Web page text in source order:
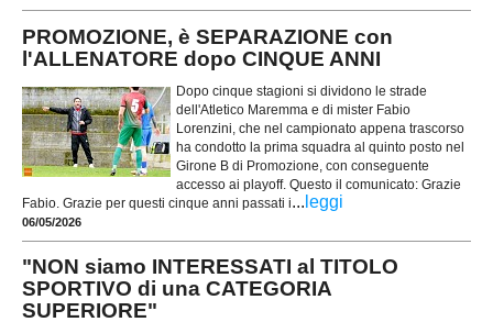
PROMOZIONE, è SEPARAZIONE con
l'ALLENATORE dopo CINQUE ANNI
Dopo cinque stagioni si dividono le strade
dell'Atletico Maremma e di mister Fabio
Lorenzini, che nel campionato appena trascorso
ha condotto la prima squadra al quinto posto nel
Girone B di Promozione, con conseguente
accesso ai playoff. Questo il comunicato: Grazie
Fabio. Grazie per questi cinque anni passati i... leggi
06/05/2026
"NON siamo INTERESSATI al TITOLO
SPORTIVO di una CATEGORIA
SUPERIORE"